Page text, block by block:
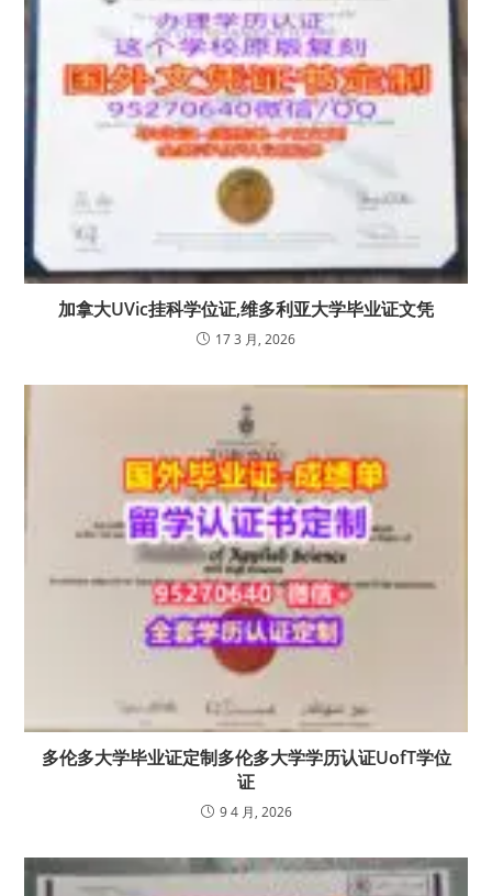
加拿大UVic挂科学位证,维多利亚大学毕业证文凭
17 3 月, 2026
多伦多大学毕业证定制多伦多大学学历认证UofT学位
证
9 4 月, 2026